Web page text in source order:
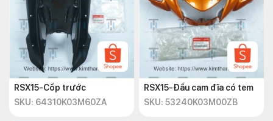
RSX15-Cốp trước
SKU: 64310K03M60ZA
RSX15-Đầu cam đĩa có tem
SKU: 53240K03M00ZB